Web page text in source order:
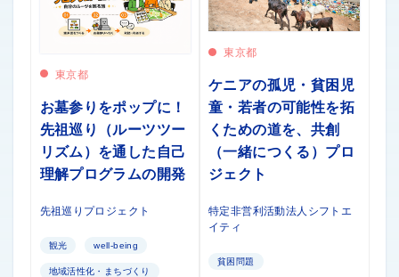
東京都
お墓参りをポップに！
先祖巡り（ルーツツー
リズム）を通した自己
理解プログラムの開発
先祖巡りプロジェクト
観光 well-being
地域活性化・まちづくり
東京都
ケニアの孤児・貧困児
童・若者の可能性を拓
くための道を、共創
（一緒につくる）プロ
ジェクト
特定非営利活動法人シフトエ
イティ
貧困問題